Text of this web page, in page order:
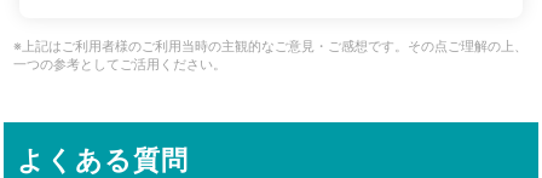
※上記はご利用者様のご利用当時の主観的なご意見・ご感想です。その点ご理解の上、
一つの参考としてご活用ください。
よくある質問